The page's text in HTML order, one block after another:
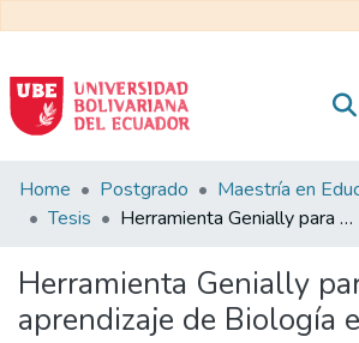
Communities
&
All of DSpace
Home Postgrado
Tesis
Herramienta Genially para el aprendizaje de Biología en estudiantes con trastorno por déficit de atención e hiperactividad del Colegio Guayllabamba
Herramienta Genially
aprendizaje de Biología